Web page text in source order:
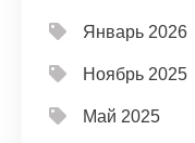
Январь 2026
Ноябрь 2025
Май 2025